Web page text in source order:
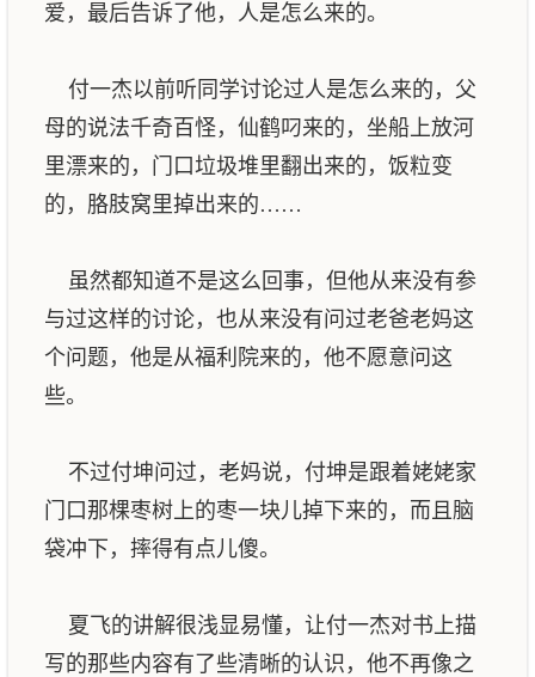
爱，最后告诉了他，人是怎么来的。
付一杰以前听同学讨论过人是怎么来的，父
母的说法千奇百怪，仙鹤叼来的，坐船上放河
里漂来的，门口垃圾堆里翻出来的，饭粒变
的，胳肢窝里掉出来的……
虽然都知道不是这么回事，但他从来没有参
与过这样的讨论，也从来没有问过老爸老妈这
个问题，他是从福利院来的，他不愿意问这
些。
不过付坤问过，老妈说，付坤是跟着姥姥家
门口那棵枣树上的枣一块儿掉下来的，而且脑
袋冲下，摔得有点儿傻。
夏飞的讲解很浅显易懂，让付一杰对书上描
写的那些内容有了些清晰的认识，他不再像之